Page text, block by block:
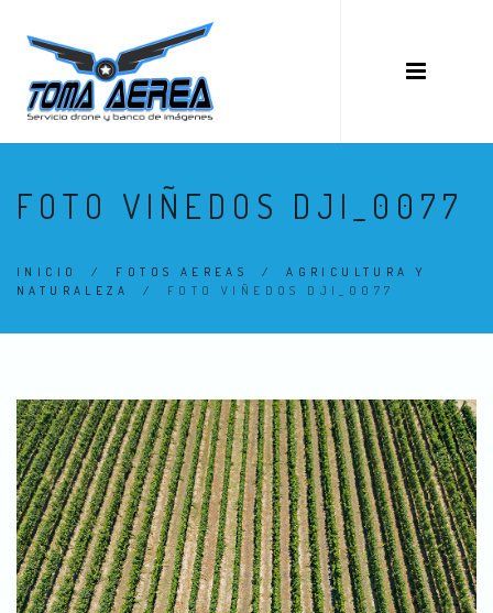
FOTO VIÑEDOS DJI_0077
INICIO / FOTOS AEREAS /AGRICULTURA Y
NATURALEZA
/ FOTO VIÑEDOS DJI_0077